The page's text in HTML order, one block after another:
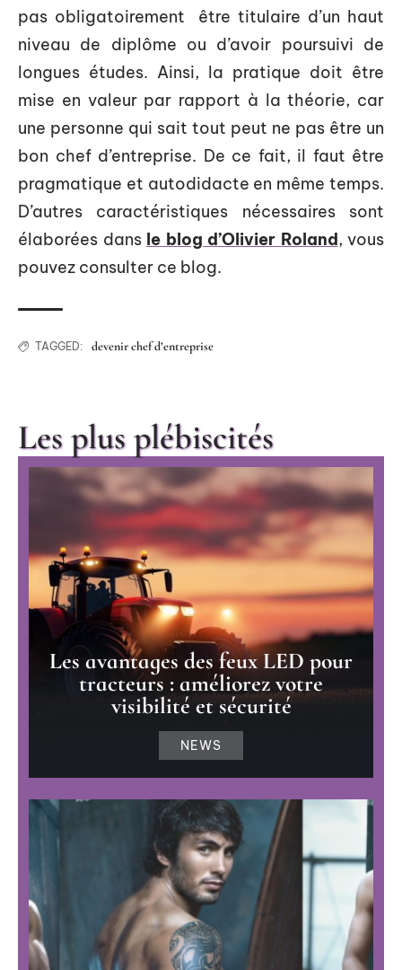
pas obligatoirement être titulaire d’un haut
niveau de diplôme ou d’avoir poursuivi de
longues études. Ainsi, la pratique doit être
mise en valeur par rapport à la théorie, car
une personne qui sait tout peut ne pas être un
bon chef d’entreprise. De ce fait, il faut être
pragmatique et autodidacte en même temps.
D’autres caractéristiques nécessaires sont
élaborées dans le blog d’Olivier Roland, vous
pouvez consulter ce blog.
TAGGED: devenir chef d’entreprise
Les plus plébiscités
Les avantages des feux LED pour
tracteurs : améliorez votre
visibilité et sécurité
NEWS